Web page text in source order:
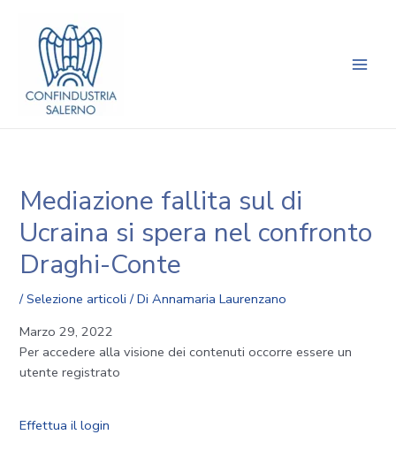
contenuto
Mediazione fallita sul di
Ucraina si spera nel confronto
Draghi-Conte
/Selezione articoli / DiAnnamaria Laurenzano
Marzo 29, 2022
Per accedere alla visione dei contenuti occorre essere un
utente registrato
Effettua il login
articoli